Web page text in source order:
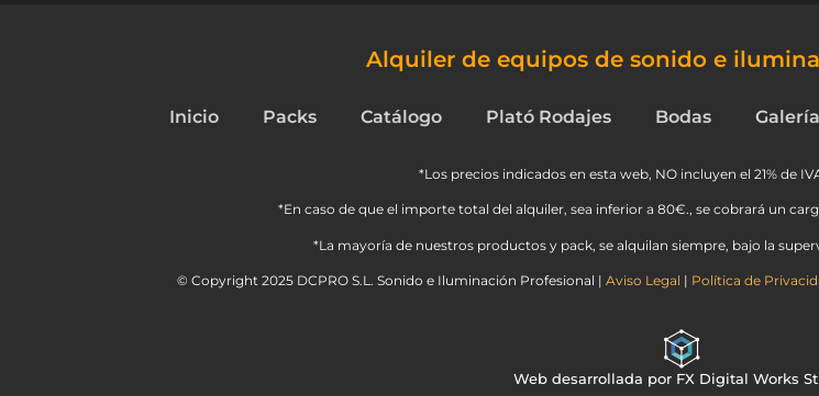
Alquiler de equipos de sonido e
Inicio Packs Catálogo Plató Rodajes Bodas Galería
*Los precios indicados en esta web, NO incluyen el 21% de
*En caso de que el importe total del alquiler, sea inferior a 80€., se cobrará un
*La mayoría de nuestros productos y pack, se alquilan siempre, bajo la
© Copyright 2025 DCPRO S.L. Sonido e Iluminación Profesional | Aviso Legal | Política de
Web desarrollada por FX Digital Works